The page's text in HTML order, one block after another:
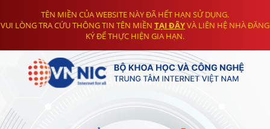
TÊN MIỀN CỦA WEBSITE NÀY ĐÃ HẾT HẠN SỬ DỤNG.
VUI LÒNG TRA CỨU THÔNG TIN TÊN MIỀN TẠI ĐÂYVÀ LIÊN HỆ NHÀ ĐĂNG
KÝ ĐỂ THỰC HIỆN GIA HẠN.